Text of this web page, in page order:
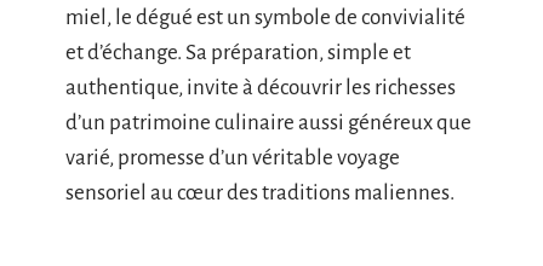
miel, le dégué est un symbole de convivialité
et d’échange. Sa préparation, simple et
authentique, invite à découvrir les richesses
d’un patrimoine culinaire aussi généreux que
varié, promesse d’un véritable voyage
sensoriel au cœur des traditions maliennes.